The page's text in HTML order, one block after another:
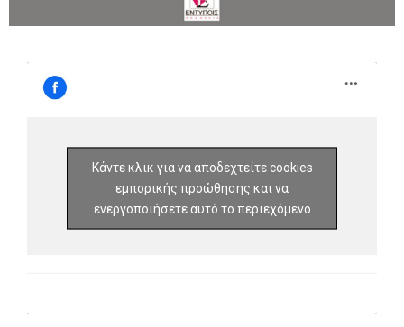
Κάντε κλικ για να αποδεχτείτε cookies
εμπορικής προώθησης και να
ενεργοποιήσετε αυτό το περιεχόμενο